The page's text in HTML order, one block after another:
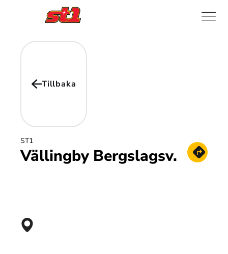
Tillbaka
ST1
Vällingby Bergslagsv. Hämta